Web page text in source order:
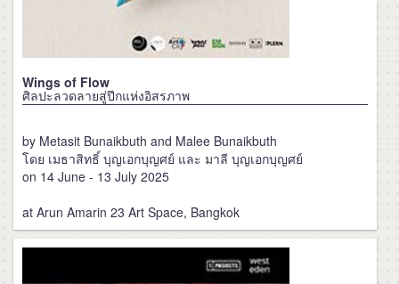
Wings of Flow
ศิลปะลวดลายสู่ปีกแห่งอิสรภาพ
by Metasit Bunaikbuth and Malee Bunaikbuth
โดย เมธาสิทธิ์ บุญเอกบุญศย์ และ มาลี บุญเอกบุญศย์
on 14 June - 13 July 2025
at Arun Amarin 23 Art Space, Bangkok